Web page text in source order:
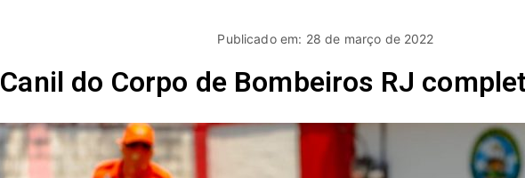
Publicado em: 28 de março de 2022
Canil do Corpo de Bombeiros RJ